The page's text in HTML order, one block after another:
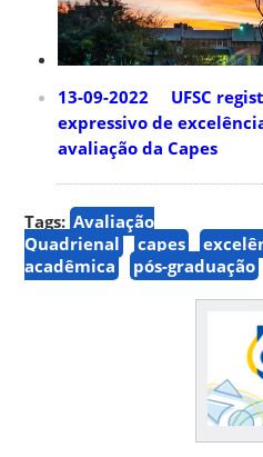
13-09-2022 UFSC
expressivo de
avaliação da Capes
Tags: Avaliação
Quadrienal
capes
acadêmica
pós-graduação